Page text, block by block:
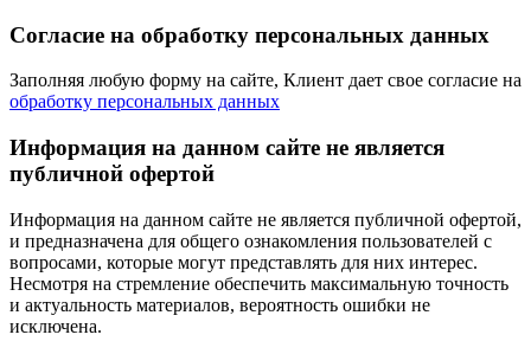
Согласие на обработку персональных данных
Заполняя любую форму на сайте, Клиент дает свое согласие на
обработку персональных данных
Информация на данном сайте не является
публичной офертой
Информация на данном сайте не является публичной офертой,
и предназначена для общего ознакомления пользователей с
вопросами, которые могут представлять для них интерес.
Несмотря на стремление обеспечить максимальную точность
и актуальность материалов, вероятность ошибки не
исключена.